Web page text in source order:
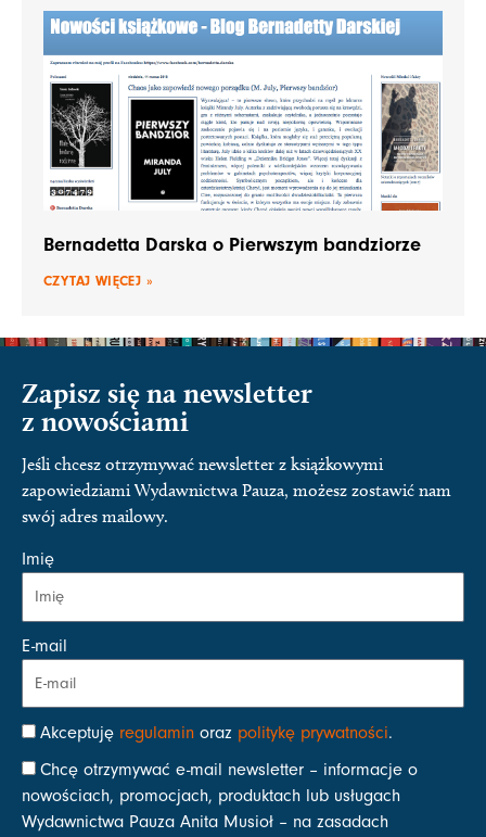
Bernadetta Darska o Pierwszym bandziorze
CZYTAJ WIĘCEJ »
Zapisz się na newsletter
z nowościami
Jeśli chcesz otrzymywać newsletter z książkowymi
zapowiedziami Wydawnictwa Pauza, możesz zostawić nam
swój adres mailowy.
Imię
E-mail
Akceptuję regulamin oraz politykę prywatności.
Chcę otrzymywać e-mail newsletter – informacje o
nowościach, promocjach, produktach lub usługach
Wydawnictwa Pauza Anita Musioł – na zasadach